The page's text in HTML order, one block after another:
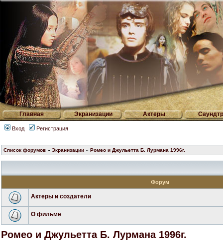
Главная Экранизации Актеры
Вход Регистрация
Список форумов » Экранизации » Ромео и Джульетта Б. Лурмана 1996г.
Форум
Актеры и создатели
О фильме
Ромео и Джульетта Б. Лурмана 1996г.